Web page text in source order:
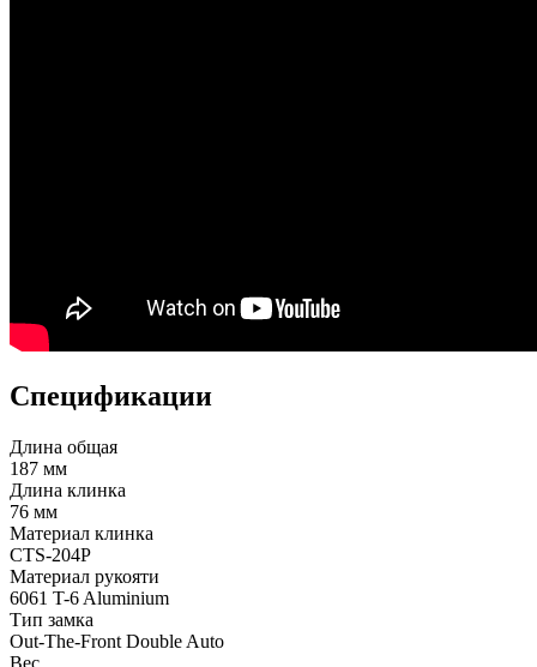
Спецификации
Длина общая
187 мм
Длина клинка
76 мм
Материал клинка
CTS-204P
Материал рукояти
6061 T-6 Aluminium
Тип замка
Out-The-Front Double Auto
Вес